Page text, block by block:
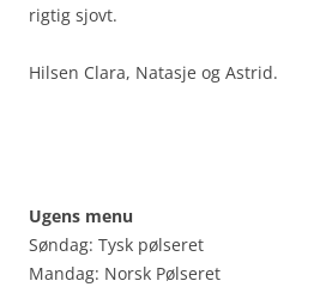
rigtig sjovt.
Hilsen Clara, Natasje og Astrid.
Ugens menu
Søndag: Tysk pølseret
Mandag: Norsk Pølseret